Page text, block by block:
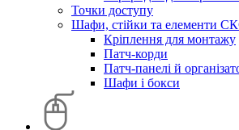
Точки доступу
Шафи, стійки та елементи
Кріплення для монтажу
Патч-корди
Патч-панелі й
Шафи і бокси